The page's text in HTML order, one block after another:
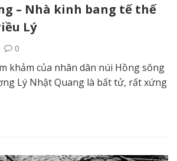
– Nhà kinh bang tế thế
Lý
0
khảm của nhân dân núi Hồng sông
Lý Nhật Quang là bất tử, rất xứng